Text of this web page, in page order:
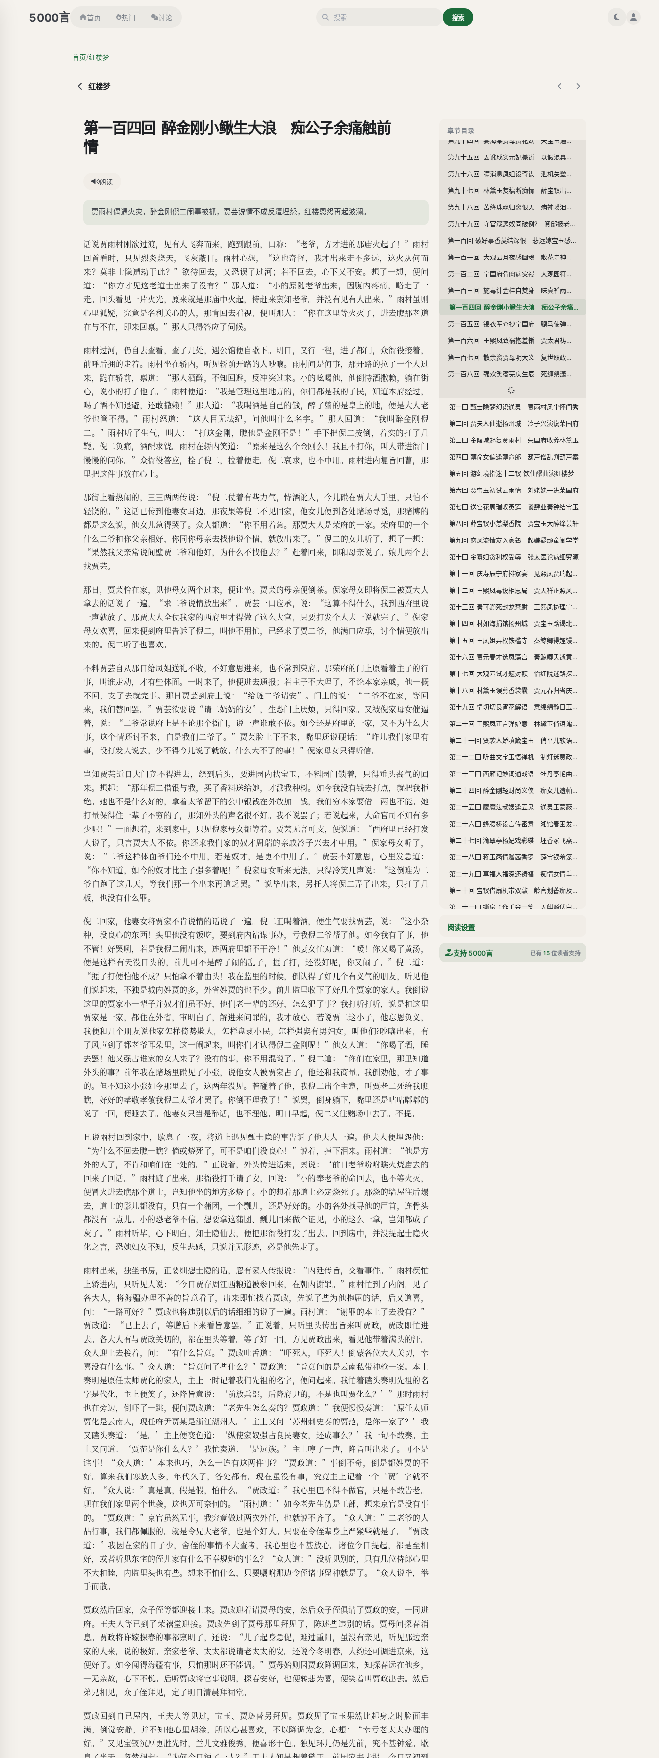
5000言 首页 热门 讨论 搜索
首页/红楼梦
红楼梦
第一百四回 醉金刚小鳅生大浪 痴公子余痛触前
情
朗读
贾雨村偶遇火灾，醉金刚倪二闹事被抓，贾芸说情不成反遭埋怨，红楼恩怨再起波澜。
话说贾雨村刚欲过渡，见有人飞奔而来，跑到跟前，口称：“老爷，方才进的那庙火起了！”雨村
回首看时，只见烈炎烧天，飞灰蔽目。雨村心想，“这也奇怪，我才出来走不多远，这火从何而
来？莫非士隐遭劫于此？”欲待回去，又恐误了过河；若不回去，心下又不安。想了一想，便问
道：“你方才见这老道士出来了没有？”那人道：“小的原随老爷出来，因腹内疼痛，略走了一
走。回头看见一片火光，原来就是那庙中火起，特赶来禀知老爷。并没有见有人出来。”雨村虽则
心里狐疑，究竟是名利关心的人，那肯回去看视，便叫那人：“你在这里等火灭了，进去瞧那老道
在与不在，即来回禀。”那人只得答应了伺候。
雨村过河，仍自去查看，查了几处，遇公馆便自歇下。明日，又行一程，进了都门，众衙役接着，
前呼后拥的走着。雨村坐在轿内，听见轿前开路的人吵嚷。雨村问是何事，那开路的拉了一个人过
来，跪在轿前，禀道：“那人酒醉，不知回避，反冲突过来。小的吆喝他，他倒恃酒撒赖，躺在街
心，说小的打了他了。”雨村便道：“我是管理这里地方的，你们都是我的子民，知道本府经过，
喝了酒不知退避，还敢撒赖！”那人道：“我喝酒是自己的钱，醉了躺的是皇上的地，便是大人老
爷也管不得。”雨村怒道：“这人目无法纪，问他叫什么名字。”那人回道：“我叫醉金刚倪
二。”雨村听了生气，叫人：“打这金刚，瞧他是金刚不是！”手下把倪二按倒，着实的打了几
鞭。倪二负痛，酒醒求饶。雨村在轿内笑道：“原来是这么个金刚么！我且不打你，叫人带进衙门
慢慢的问你。”众衙役答应，拴了倪二，拉着便走。倪二哀求，也不中用。雨村进内复旨回曹，那
里把这件事放在心上。
那街上看热闹的，三三两两传说：“倪二仗着有些力气，恃酒讹人，今儿碰在贾大人手里，只怕不
轻饶的。”这话已传到他妻女耳边。那夜果等倪二不见回家，他女儿便到各处赌场寻觅，那赌博的
都是这么说，他女儿急得哭了。众人都道：“你不用着急。那贾大人是荣府的一家。荣府里的一个
什么二爷和你父亲相好，你同你母亲去找他说个情，就放出来了。”倪二的女儿听了，想了一想：
“果然我父亲常说间壁贾二爷和他好，为什么不找他去？”赶着回来，即和母亲说了。娘儿两个去
找贾芸。
那日，贾芸恰在家，见他母女两个过来，便让坐。贾芸的母亲便倒茶。倪家母女即将倪二被贾大人
拿去的话说了一遍，“求二爷说情放出来”。贾芸一口应承，说：“这算不得什么，我到西府里说
一声就放了。那贾大人全仗我家的西府里才得做了这么大官，只要打发个人去一说就完了。”倪家
母女欢喜，回来便到府里告诉了倪二，叫他不用忙，已经求了贾二爷，他满口应承，讨个情便放出
来的。倪二听了也喜欢。
不料贾芸自从那日给凤姐送礼不收，不好意思进来，也不常到荣府。那荣府的门上原看着主子的行
事，叫谁走动，才有些体面。一时来了，他便进去通报；若主子不大理了，不论本家亲戚，他一概
不回，支了去就完事。那日贾芸到府上说：“给琏二爷请安”。门上的说：“二爷不在家，等回
来，我们替回罢。”贾芸欲要说“请二奶奶的安”，生恐门上厌烦，只得回家。又被倪家母女催逼
着，说：“二爷常说府上是不论那个衙门，说一声谁敢不依。如今还是府里的一家，又不为什么大
事，这个情还讨不来，白是我们二爷了。”贾芸脸上下不来，嘴里还说硬话：“昨儿我们家里有
事，没打发人说去，少不得今儿说了就放。什么大不了的事！”倪家母女只得听信。
岂知贾芸近日大门竟不得进去，绕到后头，要进园内找宝玉，不料园门锁着，只得垂头丧气的回
来。想起：“那年倪二借银与我，买了香料送给她，才派我种树。如今我没有钱去打点，就把我拒
绝。她也不是什么好的，拿着太爷留下的公中银钱在外放加一钱，我们穷本家要借一两也不能。她
打量保得住一辈子不穷的了，那知外头的声名很不好。我不说罢了；若说起来，人命官司不知有多
少呢！”一面想着，来到家中，只见倪家母女都等着。贾芸无言可支，便说道：“西府里已经打发
人说了，只言贾大人不依。你还求我们家的奴才周瑞的亲戚冷子兴去才中用。”倪家母女听了，
说：“二爷这样体面爷们还不中用，若是奴才，是更不中用了。”贾芸不好意思，心里发急道：
“你不知道，如今的奴才比主子强多着呢！”倪家母女听来无法，只得冷笑几声说：“这倒难为二
爷白跑了这几天，等我们那一个出来再道乏罢。”说毕出来，另托人将倪二弄了出来，只打了几
板，也没有什么罪。
倪二回家，他妻女将贾家不肯说情的话说了一遍。倪二正喝着酒，便生气要找贾芸，说：“这小杂
种，没良心的东西！头里他没有饭吃，要到府内钻谋事办，亏我倪二爷帮了他。如今我有了事，他
不管！好罢咧，若是我倪二闹出来，连两府里都不干净！”他妻女忙劝道：“嗳！你又喝了黄汤，
便是这样有天没日头的，前儿可不是醉了闹的乱子，捱了打，还没好呢，你又闹了。”倪二道：
“捱了打便怕他不成？只怕拿不着由头！我在监里的时候，倒认得了好几个有义气的朋友，听见他
们说起来，不独是城内姓贾的多，外省姓贾的也不少。前儿监里收下了好几个贾家的家人。我倒说
这里的贾家小一辈子并奴才们虽不好，他们老一辈的还好，怎么犯了事？我打听打听，说是和这里
贾家是一家，都住在外省，审明白了，解进来问罪的，我才放心。若说贾二这小子，他忘恩负义，
我便和几个朋友说他家怎样倚势欺人，怎样盘剥小民，怎样强娶有男妇女，叫他们?吵嚷出来，有
了风声到了都老爷耳朵里，这一闹起来，叫你们才认得倪二金刚呢！”他女人道：“你喝了酒，睡
去罢！他又强占谁家的女人来了？没有的事，你不用混说了。”倪二道：“你们在家里，那里知道
外头的事？前年我在赌场里碰见了小张，说他女人被贾家占了，他还和我商量。我倒劝他，才了事
的。但不知这小张如今那里去了，这两年没见。若碰着了他，我倪二出个主意，叫贾老二死给我瞧
瞧，好好的孝敬孝敬我倪二太爷才罢了。你倒不理我了！”说罢，倒身躺下，嘴里还是咕咕嘟嘟的
说了一回，便睡去了。他妻女只当是醉话，也不理他。明日早起，倪二又往赌场中去了。不提。
且说雨村回到家中，歇息了一夜，将道上遇见甄士隐的事告诉了他夫人一遍。他夫人便埋怨他：
“为什么不回去瞧一瞧？倘或烧死了，可不是咱们没良心！”说着，掉下泪来。雨村道：“他是方
外的人了，不肯和咱们在一处的。”正说着，外头传进话来，禀说：“前日老爷吩咐瞧火烧庙去的
回来了回话。”雨村踱了出来。那衙役打千请了安，回说：“小的奉老爷的命回去，也不等火灭，
便冒火进去瞧那个道士，岂知他坐的地方多烧了。小的想着那道士必定烧死了。那烧的墙屋往后塌
去，道士的影儿都没有，只有一个蒲团，一个瓢儿，还是好好的。小的各处找寻他的尸首，连骨头
都没有一点儿。小的恐老爷不信，想要拿这蒲团、瓢儿回来做个证见，小的这么一拿，岂知都成了
灰了。”雨村听毕，心下明白，知士隐仙去，便把那衙役打发了出去。回到房中，并没提起士隐火
化之言，恐她妇女不知，反生悲感，只说并无形迹，必是他先走了。
雨村出来，独坐书房，正要细想士隐的话，忽有家人传报说：“内廷传旨，交看事件。”雨村疾忙
上轿进内，只听见人说：“今日贾存周江西粮道被参回来，在朝内谢罪。”雨村忙到了内阁，见了
各大人，将海疆办理不善的旨意看了，出来即忙找着贾政，先说了些为他抱屈的话，后又道喜，
问：“一路可好？”贾政也将违别以后的话细细的说了一遍。雨村道：“谢罪的本上了去没有？”
贾政道：“已上去了，等膳后下来看旨意罢。”正说着，只听里头传出旨来叫贾政，贾政即忙进
去。各大人有与贾政关切的，都在里头等着。等了好一回，方见贾政出来，看见他带着满头的汗。
众人迎上去接着，问：“有什么旨意。”贾政吐舌道：“吓死人，吓死人！倒蒙各位大人关切，幸
喜没有什么事。”众人道：“旨意问了些什么？”贾政道：“旨意问的是云南私带神枪一案。本上
奏明是原任太师贾化的家人，主上一时记着我们先祖的名字，便问起来。我忙着磕头奏明先祖的名
字是代化，主上便笑了，还降旨意说：‘前放兵部，后降府尹的，不是也叫贾化么？’”那时雨村
也在旁边，倒吓了一跳，便问贾政道：“老先生怎么奏的？贾政道：”我便慢慢奏道：‘原任太师
贾化是云南人，现任府尹贾某是浙江湖州人。’主上又问‘苏州刺史奏的贾范，是你一家了？’我
又磕头奏道：‘是。’主上便变色道：‘纵使家奴强占良民妻女，还成事么？’我一句不敢奏。主
上又问道：‘贾范是你什么人？’我忙奏道：‘是远族。’主上哼了一声，降旨叫出来了。可不是
诧事！“众人道：”本来也巧，怎么一连有这两件事？“贾政道：”事倒不奇，倒是都姓贾的不
好。算来我们寒族人多，年代久了，各处都有。现在虽没有事，究竟主上记着一个‘贾’字就不
好。“众人说：”真是真，假是假，怕什么。“贾政道：”我心里巴不得不做官，只是不敢告老。
现在我们家里两个世袭，这也无可奈何的。“雨村道：”如今老先生仍是工部，想来京官是没有事
的。“贾政道：”京官虽然无事，我究竟做过两次外任，也就说不齐了。“众人道：”二老爷的人
品行事，我们都佩服的。就是令兄大老爷，也是个好人。只要在令侄辈身上严紧些就是了。“贾政
道：”我因在家的日子少，舍侄的事情不大查考，我心里也不甚放心。诸位今日提起，都是至相
好，或者听见东宅的侄儿家有什么不奉规矩的事么？“众人道：”没听见别的，只有几位侍郎心里
不大和睦，内监里头也有些。想来不怕什么，只要嘱咐那边令侄诸事留神就是了。“众人说毕，举
手而散。
贾政然后回家，众子侄等都迎接上来。贾政迎着请贾母的安，然后众子侄俱请了贾政的安，一同进
府。王夫人等已到了荣禧堂迎接。贾政先到了贾母那里拜见了，陈述些违别的话。贾母问探春消
息。贾政将许嫁探春的事都禀明了，还说：“儿子起身急促，难过重阳，虽没有亲见，听见那边亲
家的人来，说的极好。亲家老爷、太太都说请老太太的安。还说今冬明春，大约还可调进京来，这
便好了。如今闻得海疆有事，只怕那时还不能调。”贾母始则因贾政降调回来，知探春远在他乡，
一无亲故，心下不悦。后听贾政将官事说明，探春安好，也便转悲为喜，便笑着叫贾政出去。然后
弟兄相见，众子侄拜见，定了明日清晨拜祠堂。
贾政回到自已屋内，王夫人等见过，宝玉、贾琏替另拜见。贾政见了宝玉果然比起身之时脸面丰
满，倒觉安静，并不知他心里胡涂，所以心甚喜欢，不以降调为念，心想：“幸亏老太太办理的
好。”又见宝钗沉厚更胜先时，兰儿文雅俊秀，便喜形于色。独见环儿仍是先前，究不甚钟爱。歇
章节目录
第九十四回 宴海棠贾母赏花妖 失宝玉通灵知奇祸
第九十五回 因讹成实元妃薨逝 以假混真宝玉疯癫
第九十六回 瞒消息凤姐设奇谋 泄机关颦儿迷本性
第九十七回 林黛玉焚稿断痴情 薛宝钗出闺成大礼
第九十八回 苦绛珠魂归离恨天 病神瑛泪洒相思地
第九十九回 守官箴恶奴同破例? 阅邸报老舅自担惊
第一百回 破好事香菱结深恨 悲远嫁宝玉感离情
第一百一回 大观园月夜感幽魂 散花寺神签惊异兆
第一百二回 宁国府骨肉病灾祲 大观园符水驱妖孽
第一百三回 施毒计金桂自焚身 昧真禅雨村空遇旧
第一百四回 醉金刚小鳅生大浪 痴公子余痛触前情
第一百五回 锦衣军查抄宁国府 骢马使弹劾平安州
第一百六回 王熙凤致祸抱羞惭 贾太君祷天消祸患
第一百七回 散余资贾母明大义 复世职政老沐天恩
第一百八回 强欢笑蘅芜庆生辰 死缠绵潇湘闻鬼哭
第一回 甄士隐梦幻识通灵 贾雨村风尘怀闺秀
第二回 贾夫人仙逝扬州城 冷子兴演说荣国府
第三回 金陵城起复贾雨村 荣国府收养林黛玉
第四回 薄命女偏逢薄命郎 葫芦僧乱判葫芦案
第五回 游幻境指迷十二钗 饮仙醪曲演红楼梦
第六回 贾宝玉初试云雨情 刘姥姥一进荣国府
第七回 送宫花周瑞叹英莲 谈肆业秦钟结宝玉
第八回 薛宝钗小恙梨香院 贾宝玉大醉绛芸轩
第九回 恋风流情友入家塾 起嫌疑顽童闹学堂
第十回 金寡妇贪利权受辱 张太医论病细穷源
第十一回 庆寿辰宁府排家宴 见熙凤贾瑞起淫心
第十二回 王熙凤毒设相思局 贾天祥正照风月鉴
第十三回 秦可卿死封龙禁尉 王熙凤协理宁国府
第十四回 林如海捐馆扬州城 贾宝玉路谒北静王
第十五回 王凤姐弄权铁槛寺 秦鲸卿得趣馒头庵
第十六回 贾元春才选凤藻宫 秦鲸卿夭逝黄泉路
第十七回 大观园试才题对额 怡红院迷路探曲折
第十八回 林黛玉误剪香袋囊 贾元春归省庆元宵
第十九回 情切切良宵花解语 意绵绵静日玉生香
第二十回 王熙凤正言弹妒意 林黛玉俏语谑娇音
第二十一回 贤袭人娇嗔箴宝玉 俏平儿软语救贾琏
第二十二回 听曲文宝玉悟禅机 制灯迷贾政悲谶语
第二十三回 西厢记妙词通戏语 牡丹亭艳曲警芳心
第二十四回 醉金刚轻财尚义侠 痴女儿遗帕惹相思
第二十五回 魇魔法叔嫂逢五鬼 通灵玉蒙蔽遇双真
第二十六回 蜂腰桥设言传密意 湘馆春困发幽情
第二十七回 滴翠亭杨妃戏彩蝶 埋香冢飞燕泣残红
第二十八回 蒋玉菡情赠茜香罗 薛宝钗羞笼红麝串
第二十九回 享福人福深还祷福 痴情女情重愈斟情
第三十回 宝钗借扇机带双敲 龄官划蔷痴及局外
第三十一回 撕扇子作千金一笑 因麒麟伏白首双星
第三十四回 情中情因情感妹妹 错里错以错劝哥哥
阅读设置
支持 5000言 已有 15 位读者支持